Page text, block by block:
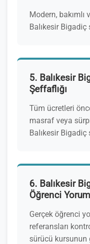
Modern,
Balıkesir Bigadiç
5. Balıkesir
Şeffaflığı
Tüm ücretleri
masraf veya
Balıkesir Bigadiç
6. Balıkesir
Öğrenci
Gerçek öğrenci
referansları
sürücü kursunun